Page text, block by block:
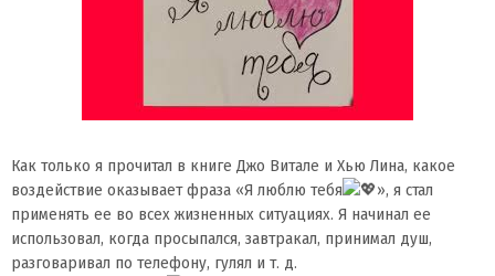
Как только я прочитал в книге Джo Bитaле и Хью Линa, какое
воздействие оказывает фраза «Я люблю тебя
», я стал
применять ее во всех жизненных ситуациях. Я начинал ее
использовал, когда просыпался, завтракал, принимал душ,
разговаривал по телефону, гулял и т. д.